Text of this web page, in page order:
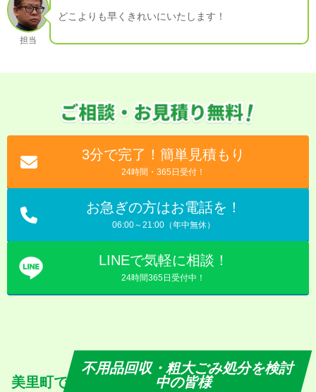
担当
どこよりも早くきれいにいたします！
3分で完了！簡単見積もり
24時間・365日受付！
お急ぎの方はお電話を！
06:00～21:00（年中無休）
LINEで気軽に相談！
24時間365日受付中！
美里町で
不用品回収・粗大ごみ処分を検討
中の皆様